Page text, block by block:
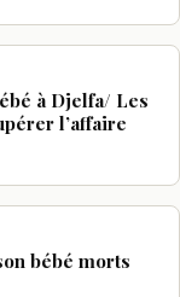
à Djelfa/ Les
l’affaire
bébé morts